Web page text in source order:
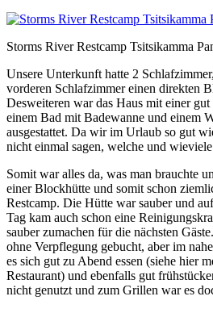
Storms River Restcamp Tsitsikamma
Unsere Unterkunft hatte 2
vorderen Schlafzimmer einen direkten
Desweiteren war das Haus mit einer gut
einem Bad mit Badewanne und einem
ausgestattet. Da wir im Urlaub so gut
nicht einmal sagen, welche und
Somit war alles da, was man brauchte
einer Blockhütte und somit schon
Restcamp. Die Hütte war sauber und
Tag kam auch schon eine
sauber zumachen für die nächsten
ohne Verpflegung gebucht, aber im
es sich gut zu Abend essen (siehe hier
Restaurant) und ebenfalls gut
nicht genutzt und zum Grillen war es